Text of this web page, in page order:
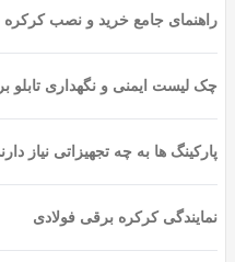
کرده اند. در صورت داشتن
می توانید با شرکت اوسا
درخواست نمایید تا متخخصان
رشته مهندسی برق
یکی از رشته های مهندسی،
راهنمای جامع خرید و نصب
چک لیست ایمنی و نگهداری تابلو
پارکینگ ها به چه تجهیزاتی نیاز
نمایندگی کرکره برقی فولادی